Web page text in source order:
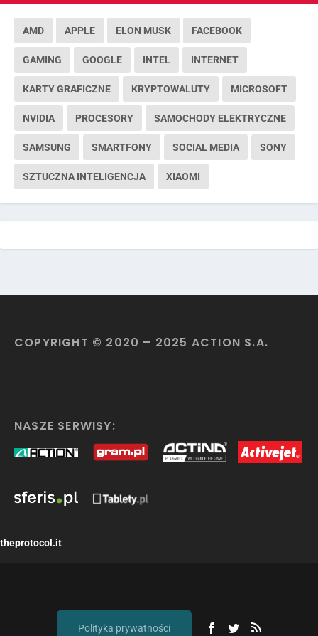
AMD APPLE ELON MUSK FACEBOOK
GAMING GOOGLE INTEL INTERNET
KARTY GRAFICZNE KRYPTOWALUTY MICROSOFT
NVIDIA PROCESORY SAMOCHODY ELEKTRYCZNE
SAMSUNG SMARTFONY SOCIAL MEDIA SONY
SZTUCZNA INTELIGENCJA XIAOMI
COPYRIGHT © 2020 – 2025 ACTION S.A.
NASZE SERWISY:
theprotocol.it
Polityka prywatności